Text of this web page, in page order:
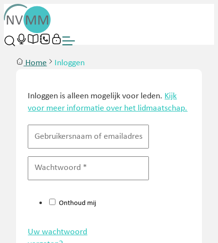
Home Inloggen
Inloggen is alleen mogelijk voor leden. Kijk
voor meer informatie over het lidmaatschap.
Onthoud mij
Uw wachtwoord